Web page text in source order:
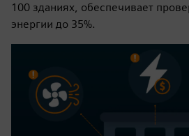
100 зданиях, обеспечивает
энергии до 35%.